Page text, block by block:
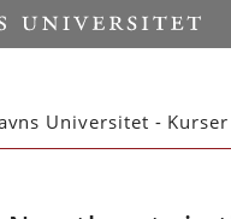
Universitet - Kurser